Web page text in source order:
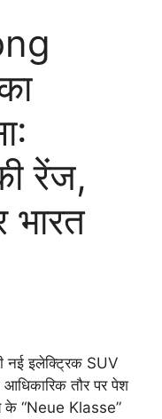
रेंज,
नई इलेक्ट्रिक SUV
तौर पर पेश
के “Neue Klasse”